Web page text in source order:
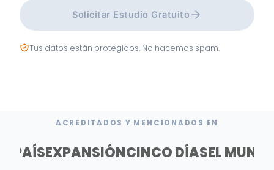
Solicitar Estudio Gratuito
Tus datos están protegidos. No hacemos spam.
ACREDITADOS Y MENCIONADOS EN
PAÍSEXPANSIÓNCINCO DÍASEL